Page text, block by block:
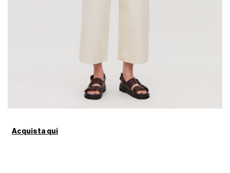
Acquista qui